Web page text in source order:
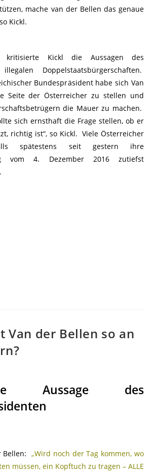
mache van der Bellen das genaue
Kickl.
kritisierte Kickl die Aussagen des
Doppelstaatsbürgerschaften.
Bundespräsident habe sich Van
Seite der Österreicher zu stellen und
die Mauer zu machen.
sich ernsthaft die Frage stellen, ob er
richtig ist“, so Kickl. Viele Österreicher
spätestens seit gestern ihre
vom 4. Dezember 2016 zutiefst
Van der Bellen so an
Aussage des
Bellen: „Wird noch der Tag kommen, wo
müssen, ein Kopftuch zu tragen – ALLE